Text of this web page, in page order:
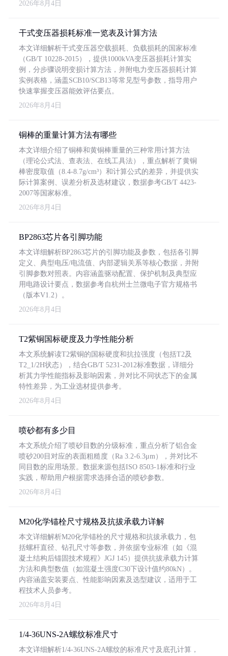
2026年8月4日
干式变压器损耗标准一览表及计算方法
本文详细解析干式变压器空载损耗、负载损耗的国家标准
（GB/T 10228-2015），提供1000kVA变压器损耗计算实
例，分步骤说明变损计算方法，并附电力变压器损耗计算
实例表格，涵盖SCB10/SCB13等常见型号参数，指导用户
快速掌握变压器能效评估要点。
2026年8月4日
铜棒的重量计算方法有哪些
本文详细介绍了铜棒和黄铜棒重量的三种常用计算方法
（理论公式法、查表法、在线工具法），重点解析了黄铜
棒密度取值（8.4-8.7g/cm³）和计算公式的差异，并提供实
际计算案例、误差分析及选材建议，数据参考GB/T 4423-
2007等国家标准。
2026年8月4日
BP2863芯片各引脚功能
本文详细解析BP2863芯片的引脚功能及参数，包括各引脚
定义、典型电压/电流值、内部逻辑关系等核心数据，并附
引脚参数对照表。内容涵盖驱动配置、保护机制及典型应
用电路设计要点，数据参考自杭州士兰微电子官方规格书
（版本V1.2）。
2026年8月4日
T2紫铜国标硬度及力学性能分析
本文系统解读T2紫铜的国标硬度和抗拉强度（包括T2及
T2_1/2H状态），结合GB/T 5231-2012标准数据，详细分
析其力学性能指标及影响因素，并对比不同状态下的金属
特性差异，为工业选材提供参考。
2026年8月4日
喷砂都有多少目
本文系统介绍了喷砂目数的分级标准，重点分析了铝合金
喷砂200目对应的表面粗糙度（Ra 3.2-6.3μm），并对比不
同目数的应用场景。数据来源包括ISO 8503-1标准和行业
实践，帮助用户根据需求选择合适的喷砂参数。
2026年8月4日
M20化学锚栓尺寸规格及抗拔承载力详解
本文详细解析M20化学锚栓的尺寸规格和抗拔承载力，包
括螺杆直径、钻孔尺寸等参数，并依据专业标准（如《混
凝土结构后锚固技术规程》JGJ 145）提供抗拔承载力计算
方法和典型数值（如混凝土强度C30下设计值约80kN）。
内容涵盖安装要点、性能影响因素及选型建议，适用于工
程技术人员参考。
2026年8月4日
1/4-36UNS-2A螺纹标准尺寸
本文详细解析1/4-36UNS-2A螺纹的标准尺寸及底孔计算，